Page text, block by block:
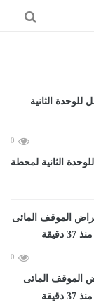
0
الثانية لمحطة
0
الموقف المائى